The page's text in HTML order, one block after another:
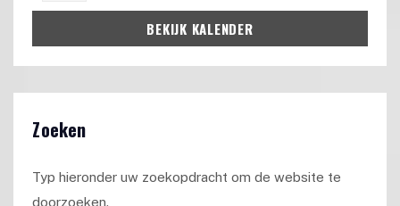
BEKIJK KALENDER
Zoeken
Typ hieronder uw zoekopdracht om de website te
doorzoeken.